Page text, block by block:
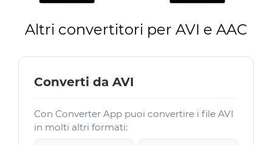
Altri convertitori per AVI e AAC
Converti da AVI
Con Converter App puoi convertire i file AVI
in molti altri formati: